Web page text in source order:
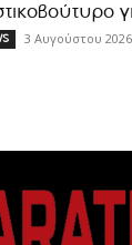
3 Αυγούστου 2026